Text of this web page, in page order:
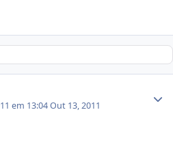
em 13:04Out 13, 2011